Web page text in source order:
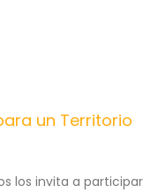
un Territorio
los invita a participar